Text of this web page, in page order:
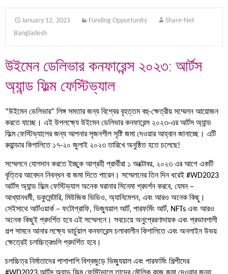
January 12, 2023 Funding Opportunity
Share-Net
Bangladesh
উইমেন ডেলিভার কনফারেন্স ২০২৩: আর্টস
অ্যান্ড ফিল্ম ফেস্টিভ্যাল
“উইমেন ডেলিভার” লিঙ্গ সমতার জন্য বিশ্বের বৃহত্তম বহু-ক্ষেত্রীয় সম্মেলন আয়োজন
করতে যাচ্ছে। এই উপলক্ষ্যে উইমেন ডেলিভার কনফারেন্স ২০২৩-এর আর্টস অ্যান্ড
ফিল্ম ফেস্টিভ্যালের জন্য আপনার সৃজনশীল সৃষ্টি জমা দেওয়ার আহ্বান জানাচ্ছে। এটি
রুয়ান্ডার কিগালিতে ১৭-২০ জুলাই ২০২৩ তারিখে অনুষ্ঠিত হতে চলেছে!
সম্মেলনে যোগদান করতে ইচ্ছুক আগ্রহী প্রার্থীরা ১ অক্টোবর, ২০২৩ এর আগে একটি
বৃত্তির আবেদন নিবন্ধন বা জমা দিতে পারেন। সম্মেলনের তিন দিন ধরেই #WD2023
আর্টস অ্যান্ড ফিল্ম ফেস্টিভ্যাল অনেক ঘরানার সিনেমা প্রদর্শন করবে, যেমন –
আখ্যানধর্মী, ডকুমেন্টারি, মিউজিক ভিডিও, অ্যানিমেশন, এবং আরও অনেক কিছু।
সেইসাথে আর্টওয়ার্ক – ফটোগ্রাফি, ভিজ্যুয়াল আর্ট, পারফর্মিং আর্ট, NFTs এবং আরও
অনেক কিছুই প্রদর্শিত হবে এই সম্মেলনে। সবচেয়ে অনুপ্রেরণাদায়ক এবং প্রভাবশালী
গল্প সামনে আনার লক্ষ্যে ভার্চুয়াল কনফারেন্স চলাকালীন কিগালিতে এবং অনলাইন উভয়
ক্ষেত্রেই চলচ্চিত্রগুলি প্রদর্শিত হবে।
চলচ্চিত্র নির্মাতাদের পাশাপাশি বিশ্বজুড়ে ভিজ্যুয়াল এবং পারফর্মিং শিল্পীদের